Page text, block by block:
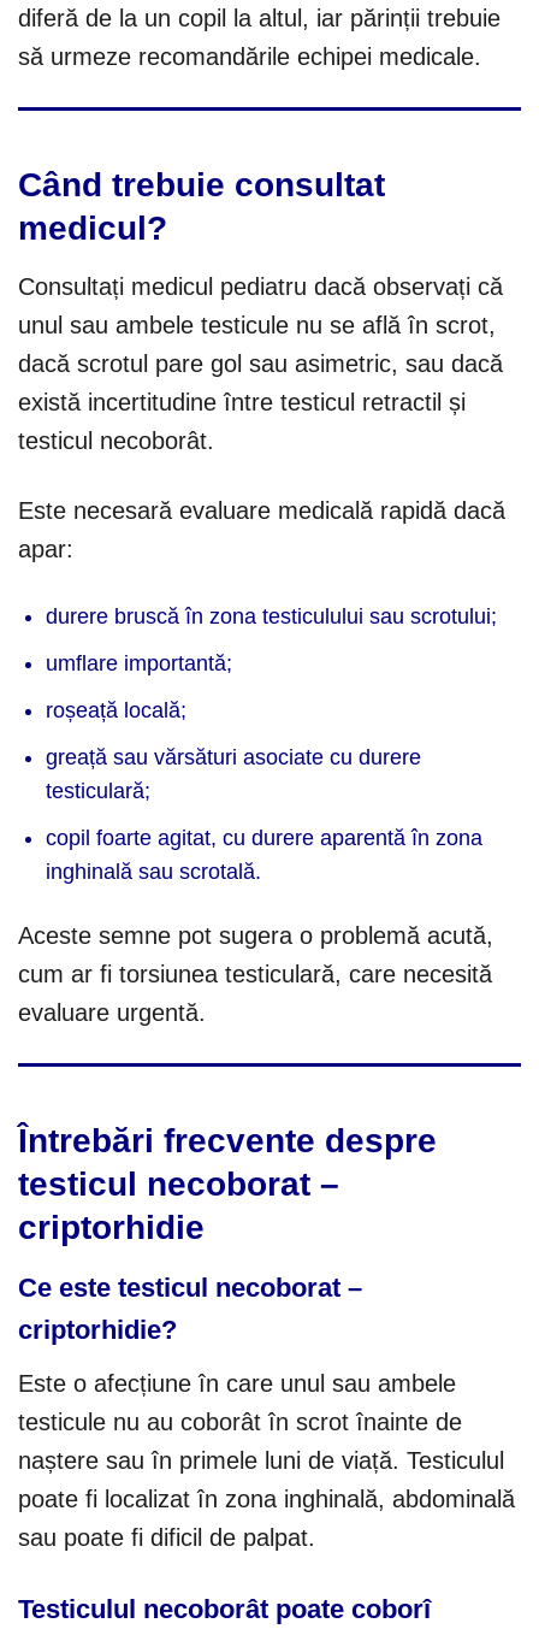
diferă de la un copil la altul, iar părinții trebuie
să urmeze recomandările echipei medicale.
Când trebuie consultat
medicul?
Consultați medicul pediatru dacă observați că
unul sau ambele testicule nu se află în scrot,
dacă scrotul pare gol sau asimetric, sau dacă
există incertitudine între testicul retractil și
testicul necoborât.
Este necesară evaluare medicală rapidă dacă
apar:
durere bruscă în zona testiculului sau scrotului;
umflare importantă;
roșeață locală;
greață sau vărsături asociate cu durere
testiculară;
copil foarte agitat, cu durere aparentă în zona
inghinală sau scrotală.
Aceste semne pot sugera o problemă acută,
cum ar fi torsiunea testiculară, care necesită
evaluare urgentă.
Întrebări frecvente despre
testicul necoborat –
criptorhidie
Ce este testicul necoborat –
criptorhidie?
Este o afecțiune în care unul sau ambele
testicule nu au coborât în scrot înainte de
naștere sau în primele luni de viață. Testiculul
poate fi localizat în zona inghinală, abdominală
sau poate fi dificil de palpat.
Testiculul necoborât poate coborî